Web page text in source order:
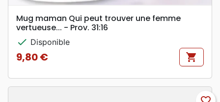
Mug maman Qui peut trouver une femme
vertueuse... - Prov. 31:16
check Disponible
Prix
9,80 € shopping_cart